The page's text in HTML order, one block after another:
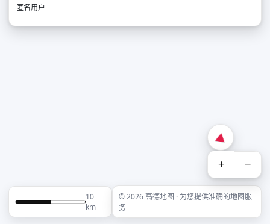
匿名用户
+ −
10
km
© 2026 高德地图 · 为您提供准确的地图服
务